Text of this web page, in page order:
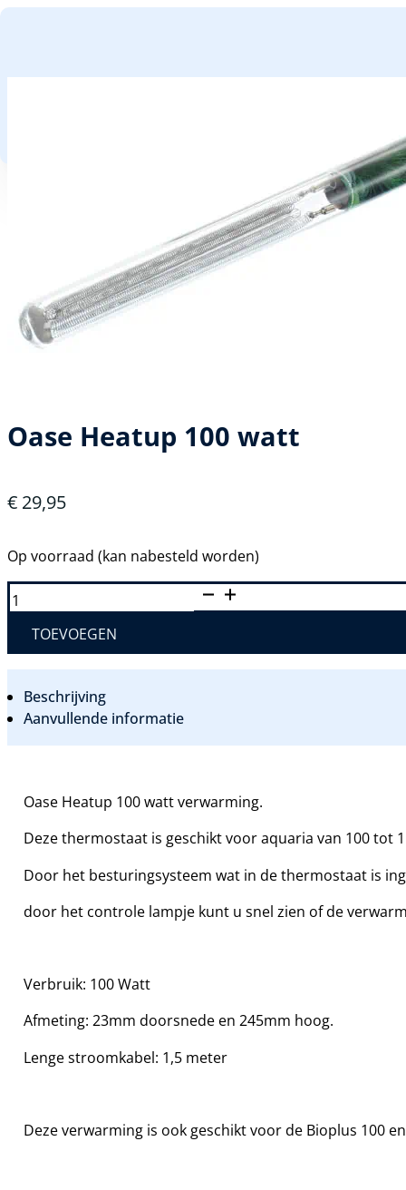
Oase Heatup 100 watt
€ 29,95
Op voorraad (kan nabesteld worden)
OASE
HEATUP
WATTTOEVOEGEN
Beschrijving
Aanvullende informatie
Oase Heatup 100 watt verwarming.
Deze thermostaat is geschikt voor aquaria van 100 tot
Door het besturingsysteem wat in de thermostaat is
door het controle lampje kunt u snel zien of de
Verbruik: 100 Watt
Afmeting: 23mm doorsnede en 245mm hoog.
Lenge stroomkabel: 1,5 meter
Deze verwarming is ook geschikt voor de Bioplus 100